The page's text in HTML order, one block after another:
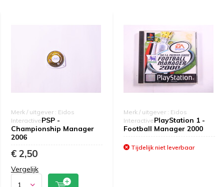
Merk / uitgever : Eidos
InteractivePSP -
Championship Manager
2006
€ 2,50
Vergelijk
Merk / uitgever : Eidos
InteractivePlayStation 1 -
Football Manager 2000
Tijdelijk niet leverbaar